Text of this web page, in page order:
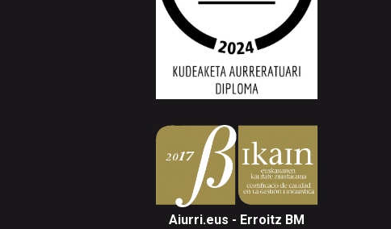
Aiurri.eus - Erroitz BM